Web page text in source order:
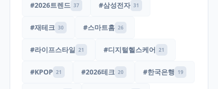
#2026트렌드 37 #삼성전자 31
#재테크 30 #스마트홈 26
#라이프스타일 21 #디지털헬스케어 21
#KPOP 21 #2026테크 20 #한국은행 19